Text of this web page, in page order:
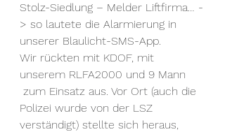
Stolz-Siedlung – Melder Liftfirma… -
> so lautete die Alarmierung in
unserer Blaulicht-SMS-App.
Wir rückten mit KDOF, mit
unserem RLFA2000 und 9 Mann
zum Einsatz aus. Vor Ort (auch die
Polizei wurde von der LSZ
verständigt) stellte sich heraus,